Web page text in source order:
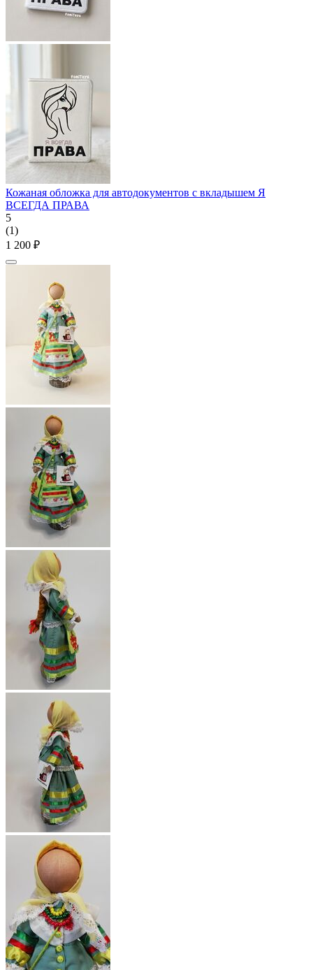
Кожаная обложка для автодокументов с вкладышем Я
ВСЕГДА ПРАВА
5
(1)
1 200 ₽